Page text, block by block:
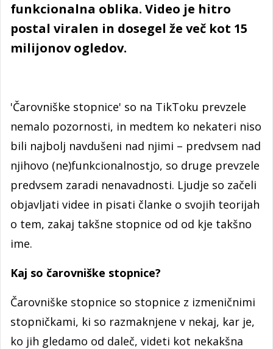
funkcionalna oblika. Video je hitro
postal viralen in dosegel že več kot 15
milijonov ogledov.
'Čarovniške stopnice' so na TikToku prevzele
nemalo pozornosti, in medtem ko nekateri niso
bili najbolj navdušeni nad njimi – predvsem nad
njihovo (ne)funkcionalnostjo, so druge prevzele
predvsem zaradi nenavadnosti. Ljudje so začeli
objavljati videe in pisati članke o svojih teorijah
o tem, zakaj takšne stopnice od od kje takšno
ime.
Kaj so čarovniške stopnice?
Čarovniške stopnice so stopnice z izmeničnimi
stopničkami, ki so razmaknjene v nekaj, kar je,
ko jih gledamo od daleč, videti kot nekakšna